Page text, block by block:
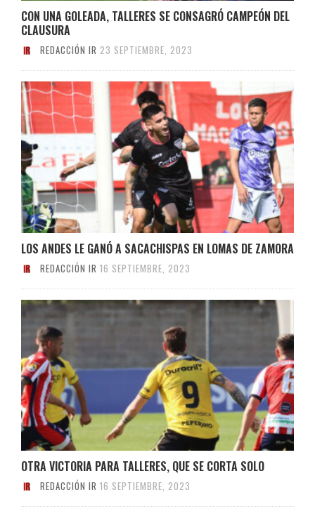
CON UNA GOLEADA, TALLERES SE CONSAGRÓ CAMPEÓN DEL
CLAUSURA
REDACCIÓN IR 23 SEPTIEMBRE, 2023
LOS ANDES LE GANÓ A SACACHISPAS EN LOMAS DE ZAMORA
REDACCIÓN IR 16 SEPTIEMBRE, 2023
OTRA VICTORIA PARA TALLERES, QUE SE CORTA SOLO
REDACCIÓN IR 16 SEPTIEMBRE, 2023